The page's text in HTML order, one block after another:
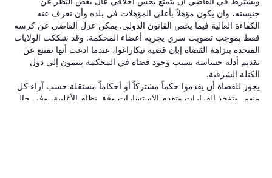
جنيسته، وان يكون مؤهلاً بأعلى المؤهلات في بلده وأن تعرف عنه
الكفاءة العالية فيما يخص القانون الدولي. يمكن عزل القاضي عن كرسه
فقط بموجب تصويت سري يجريه أعضاء المحكمة. وقد شككت الولايات
المتحدة بنزاهة القضاة إبان قضية نيكاراغوا، عندما ادعت أنها تمتنع عن
تقديم أدلة حساسة بسبب وجود قضاة في المحكمة ينتمون إلى دول
الكتلة الشرقية.
يجوز للقضاة أن يقدموا حكماً مشتركاً أو أحكاماً مستقلة حسب آراء كل
منهم. وتؤخذ القرارات وتقدم الاستشارات وفق نظام الأغلبية، وفي حال